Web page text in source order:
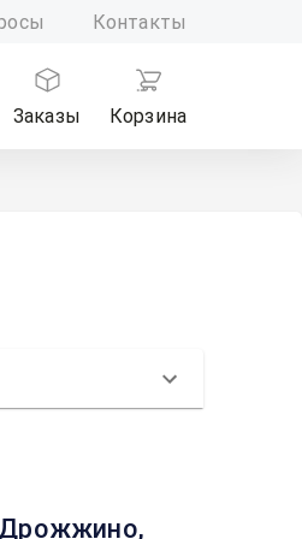
Контакты
Заказы
Корзина
Дрожжино,